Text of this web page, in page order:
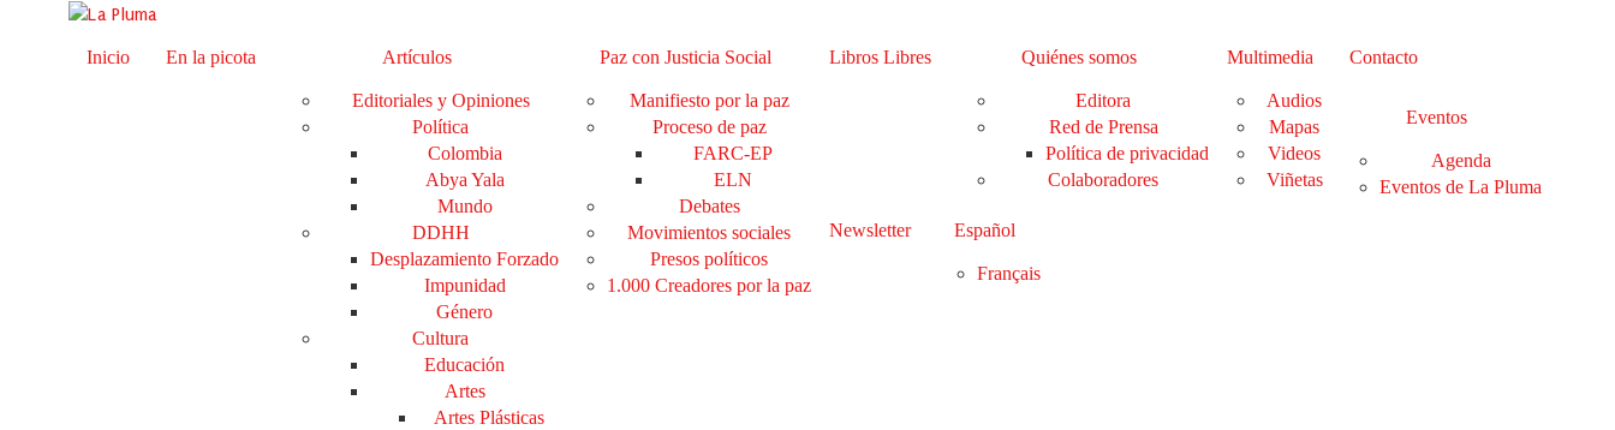
Inicio En la picota Artículos
Editoriales y Opiniones
Política
Colombia
Abya Yala
Mundo
DDHH
Desplazamiento Forzado
Impunidad
Género
Cultura
Educación
Artes
Artes Plásticas
Paz con Justicia Social
Manifiesto por la paz
Proceso de paz
FARC-EP
ELN
Debates
Movimientos sociales
Presos políticos
1.000 Creadores por la paz
Libros Libres Quiénes somos
Editora
Red de Prensa
Política de privacidad
Colaboradores
Multimedia
Audios
Mapas
Videos
Viñetas
Contacto
Eventos
Agenda
Eventos de La Pluma
Newsletter Español
Français